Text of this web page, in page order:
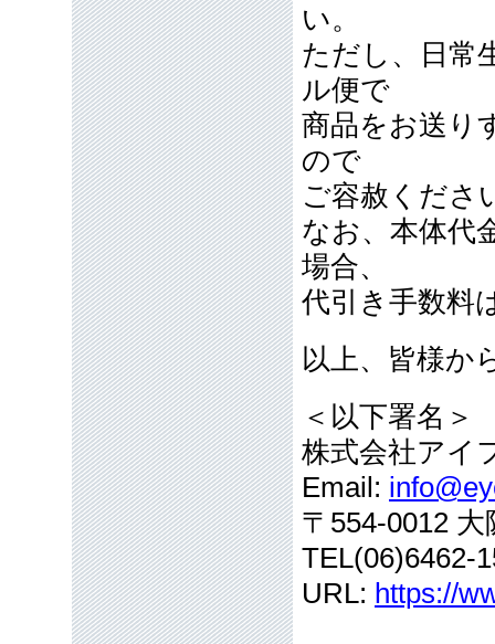
い。
ただし、日常
ル便で
商品をお送り
ので
ご容赦くださ
なお、本体代
場合、
代引き手数料
以上、皆様か
＜以下署名＞
株式会社アイ
Email:
〒554-0012
TEL(06)6462-
URL: https://